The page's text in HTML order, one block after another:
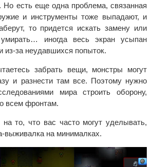
Но есть еще одна проблема, связанная
и инструменты тоже выпадают, и
то придется искать замену или
иногда весь экран усыпан
из-за неудавшихся попыток.
забрать вещи, монстры могут
и разнести там все. Поэтому нужно
мира строить оборону,
всем фронтам.
на то, что вас часто могут уделывать,
выживалка на минималках.